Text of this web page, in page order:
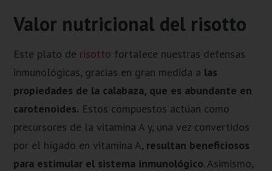
Valor nutricional del risotto
Este plato de risotto fortalece nuestras defensas
inmunológicas, gracias en gran medida a las
propiedades de la calabaza, que es abundante en
carotenoides. Estos compuestos actúan como
precursores de la vitamina A y, una vez convertidos
por el hígado en vitamina A, resultan beneficiosos
para estimular el sistema inmunológico. Asimismo,